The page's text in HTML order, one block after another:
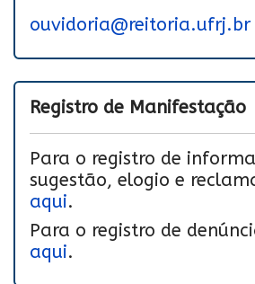
ouvidoria@reitoria.ufrj.br
Registro de Manifestação
Para o registro de
sugestão, elogio e
aqui.
Para o registro de
aqui.